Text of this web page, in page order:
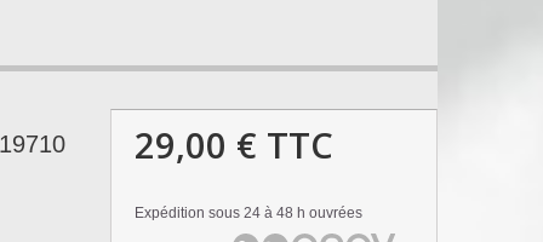
29,00 € TTC
Expédition sous 24 à 48 h ouvrées